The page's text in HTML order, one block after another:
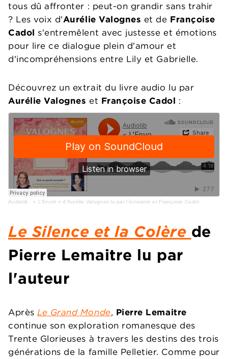
tous dû affronter : peut-on grandir sans trahir
? Les voix d'Aurélie Valognes et de Françoise
Cadol s'entremêlent avec justesse et émotions
pour lire ce dialogue plein d'amour et
d'incompréhensions entre Lily et Gabrielle.
Découvrez un extrait du livre audio lu par
Aurélie Valognes et Françoise Cadol :
Audiolib · « L'Envol » d'Aurélie Valognes lu par l'écrivaine et Françoise Cadol
Le Silence et la Colère de
Pierre Lemaitre lu par
l'auteur
AprèsLe Grand Monde, Pierre Lemaitre
continue son exploration romanesque des
Trente Glorieuses à travers les destins des trois
générations de la famille Pelletier. Comme pour